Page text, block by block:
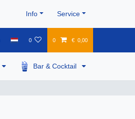
Info Service
0 0 € 0,00
Bar & Cocktail